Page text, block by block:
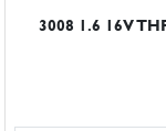
arti
lhe
3008 1.6 16V